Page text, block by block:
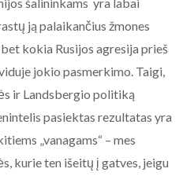
ją palaikančius žmones
kokia Rusijos agresija prieš
jokio pasmerkimo. Taigi,
ir Landsbergio politiką
pasiektas rezultatas yra
„vanagams“ – mes
kurie ten išeitų į gatves, jeigu